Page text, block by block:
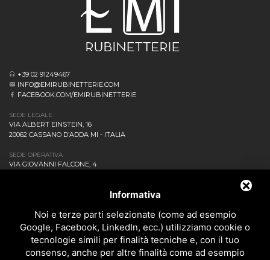
+39 02 91249467
INFO@EMIRUBINETTERIE.COM
FACEBOOK.COM/EMIRUBINETTERIE
SEDE LEGALE
VIA ALBERT EINSTEIN, 16
20062 CASSANO D’ADDA MI - ITALIA
SEDE OPERATIVA
VIA GIOVANNI FALCONE, 4
DOWNLOAD
CONTATTACI!
POLITICA DELLA QUALITÀ
PRIVACY
Informativa
Noi e terze parti selezionate (come ad esempio
Google, Facebook, LinkedIn, ecc.) utilizziamo cookie o
tecnologie simili per finalità tecniche e, con il tuo
consenso, anche per altre finalità come ad esempio